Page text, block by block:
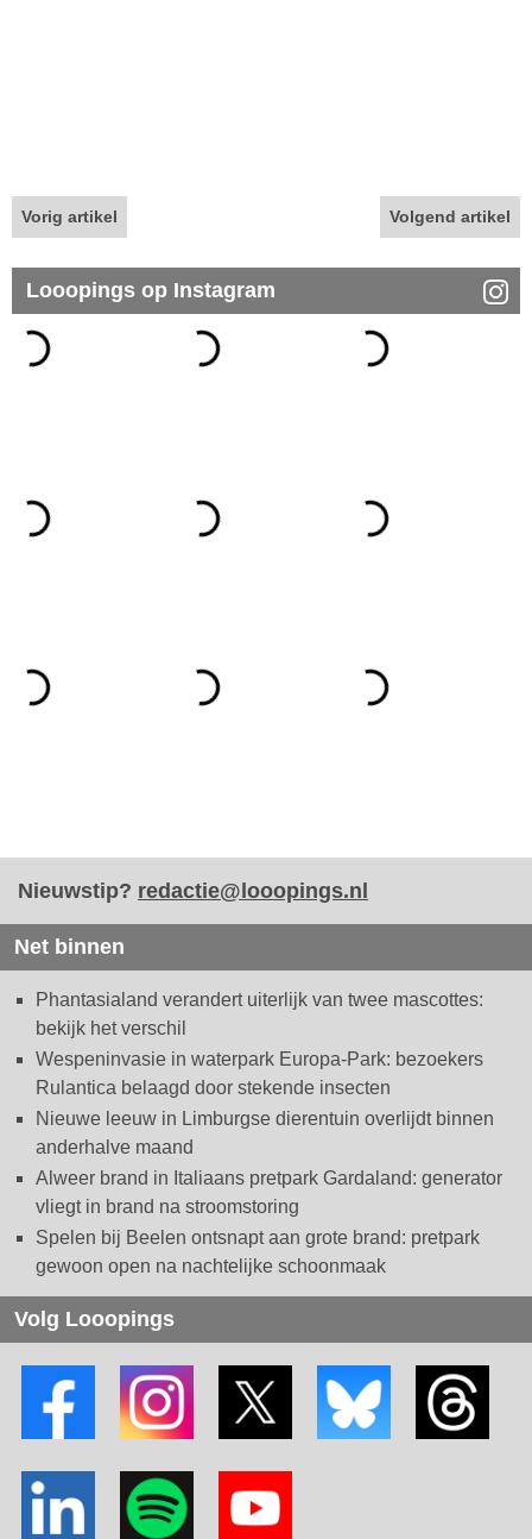
Vorig artikel Volgend artikel
Looopings op Instagram
Nieuwstip? redactie@looopings.nl
Net binnen
Phantasialand verandert uiterlijk van twee mascottes:
bekijk het verschil
Wespeninvasie in waterpark Europa-Park: bezoekers
Rulantica belaagd door stekende insecten
Nieuwe leeuw in Limburgse dierentuin overlijdt binnen
anderhalve maand
Alweer brand in Italiaans pretpark Gardaland: generator
vliegt in brand na stroomstoring
Spelen bij Beelen ontsnapt aan grote brand: pretpark
gewoon open na nachtelijke schoonmaak
Volg Looopings